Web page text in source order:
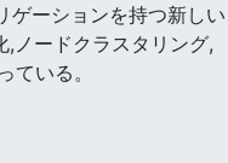
ゲーションを持つ新しい
ノードクラスタリング,
いる。